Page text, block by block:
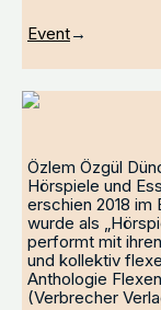
Event→
Özlem Özgül
Hörspiele und
erschien 2018 im
wurde als
performt mit
und kollektiv
Anthologie
(Verbrecher